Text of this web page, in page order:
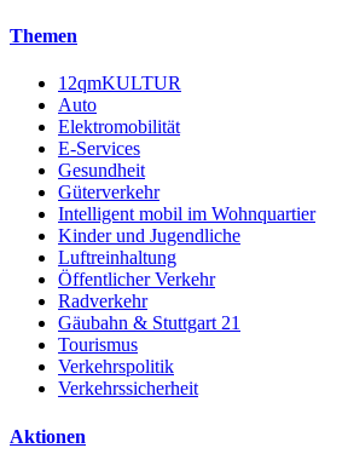
Themen
12qmKULTUR
Auto
Elektromobilität
E-Services
Gesundheit
Güterverkehr
Intelligent mobil im Wohnquartier
Kinder und Jugendliche
Luftreinhaltung
Öffentlicher Verkehr
Radverkehr
Gäubahn & Stuttgart 21
Tourismus
Verkehrspolitik
Verkehrssicherheit
Aktionen